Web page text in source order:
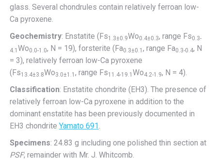
glass. Several chondrules contain relatively ferroan low-
Ca pyroxene.
Geochemistry: Enstatite (Fs1.3±0.9Wo0.4±0.3, range Fs0.3-
4.1 Wo0.0-1.0, N = 19), forsterite (Fa0.3±0.1 , range Fa0.3-0.4, N
= 3), relatively ferroan low-Ca pyroxene
(Fs13.4±3.8Wo3.0±1.1 , range Fs11.4-19.1 Wo4.2-1.9, N = 4).
Classification: Enstatite chondrite (EH3). The presence of
relatively ferroan low-Ca pyroxene in addition to the
dominant enstatite has been previously documented in
EH3 chondrite Yamato 691
Specimens: 24.83 g including one polished thin section at
PSF; remainder with Mr. J. Whitcomb.